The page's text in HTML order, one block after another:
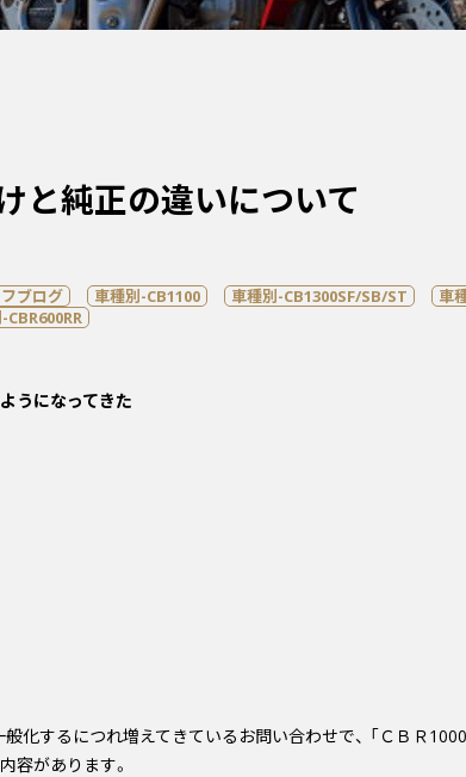
純正の違いについて
ブログ 車種別-CB1100 車種別-CB1300SF/SB/ST
車
CBR600RR
うになってきた
般化するにつれ増えてきているお問い合わせで、 「ＣＢＲ
容があります。